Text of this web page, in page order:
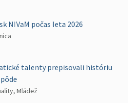
NIVaM počas leta 2026
talenty prepisovali históriu
Mládež